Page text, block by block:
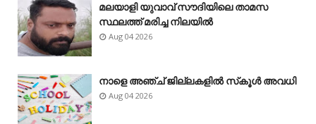
മലയാളി യുവാവ് സൗദിയിലെ താമസ
സ്ഥലത്ത് മരിച്ച നിലയിൽ
Aug 04 2026
നാളെ അഞ്ച് ജില്ലകളിൽ സ്‌കൂൾ അവധി
Aug 04 2026